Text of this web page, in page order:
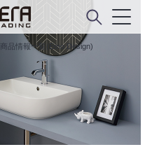
商品情報一覧(Emo Design)